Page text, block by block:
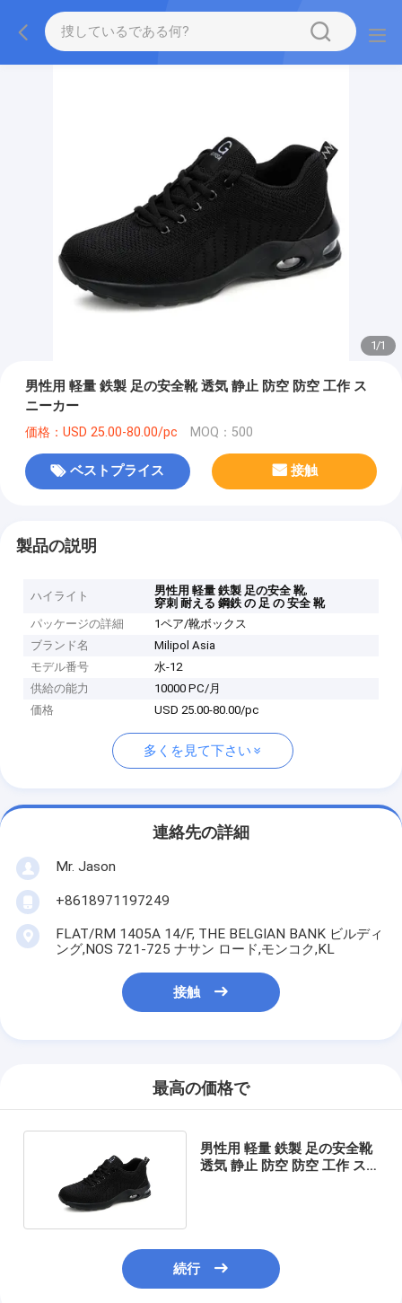
1/1
男性用 軽量 鉄製 足の安全靴 透気 静止 防空 防空 工作 ス
ニーカー
価格：USD 25.00-80.00/pc MOQ：500
ベストプライス 接触
製品の説明
ハイライト 男性用 軽量 鉄製 足の安全 靴,
穿刺 耐える 鋼鉄 の 足 の 安全 靴
パッケージの詳細
1ペア/靴ボックス
ブランド名
Milipol Asia
モデル番号
水-12
供給の能力
10000 PC/月
価格
USD 25.00-80.00/pc
多くを見て下さい
連絡先の詳細
Mr. Jason
+8618971197249
FLAT/RM 1405A 14/F, THE BELGIAN BANK ビルディ
ング,NOS 721-725 ナサン ロード,モンコク,KL
接触
最高の価格で
男性用 軽量 鉄製 足の安全靴
透気 静止 防空 防空 工作 ス
続行